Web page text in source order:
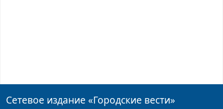
Сетевое издание «Городские вести»